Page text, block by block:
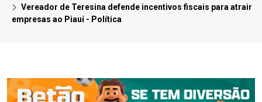
Vereador de Teresina defende incentivos fiscais para atrair
empresas ao Piauí - Política